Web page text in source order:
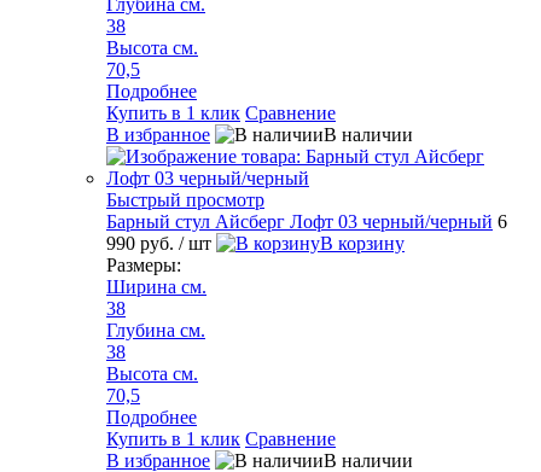
38
Высота см.
70,5
Подробнее
Купить в 1 клик Сравнение
В избранное
В наличии
Быстрый просмотр
Барный стул Айсберг Лофт 03 черный/черный 6
990 руб. / шт
В корзину
Размеры:
Ширина см.
38
Глубина см.
38
Высота см.
70,5
Подробнее
Купить в 1 клик Сравнение
В избранное
В наличии